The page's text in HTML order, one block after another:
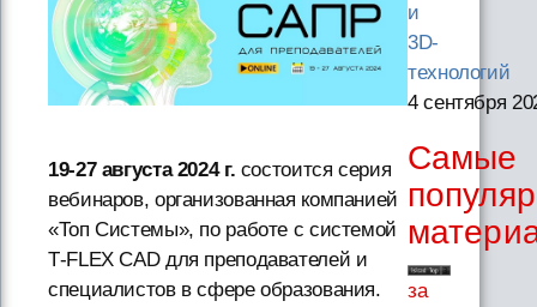
19-27 августа 2024 г. состоится серия
вебинаров, организованная компанией
«Топ Системы», по работе с системой
T‑FLEX CAD для преподавателей и
специалистов в сфере образования.
и
3D-
технологий
4 сентября
Самые
за